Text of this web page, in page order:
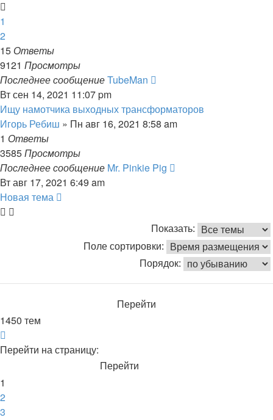
1
2
15 Ответы
9121 Просмотры
Последнее сообщениеTubeMan
Вт сен 14, 2021 11:07 pm
Ищу намотчика выходных трансформаторов
Игорь Ребиш » Пн авг 16, 2021 8:58 am
1 Ответы
3585Просмотры
Последнее сообщение Mr. Pinkie Pig
Вт авг 17, 2021 6:49 am
Новая тема
Показать:
Поле сортировки:
Порядок:
1450 тем
1
Перейти на страницу:
1
2
3